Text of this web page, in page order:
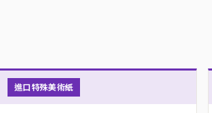
進口特殊美術紙